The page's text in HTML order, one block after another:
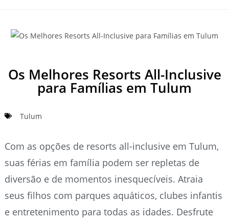
Os Melhores Resorts All-Inclusive
para Famílias em Tulum
Tulum
Com as opções de resorts all-inclusive em Tulum,
suas férias em família podem ser repletas de
diversão e de momentos inesquecíveis. Atraia
seus filhos com parques aquáticos, clubes infantis
e entretenimento para todas as idades. Desfrute